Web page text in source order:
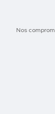
Nos